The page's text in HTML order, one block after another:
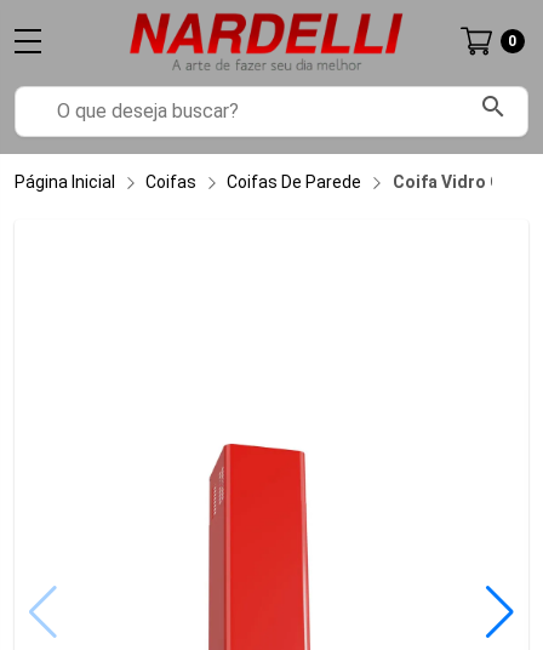
search
0
Página Inicial Coifas Coifas De Parede Coifa Vidro Curvo